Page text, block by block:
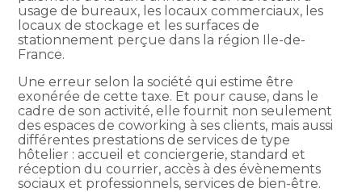
usage de bureaux, les locaux commerciaux, les
locaux de stockage et les surfaces de
stationnement perçue dans la région Ile-de-
France.
Une erreur selon la société qui estime être
exonérée de cette taxe. Et pour cause, dans le
cadre de son activité, elle fournit non seulement
des espaces de coworking à ses clients, mais aussi
différentes prestations de services de type
hôtelier : accueil et conciergerie, standard et
réception du courrier, accès à des évènements
sociaux et professionnels, services de bien-être.